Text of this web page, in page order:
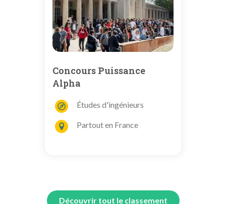
Concours Puissance
Alpha
Études d'ingénieurs
Partout en France
Découvrir tout le classement